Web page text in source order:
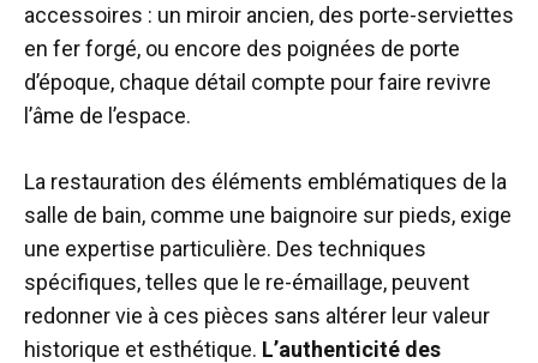
accessoires : un miroir ancien, des porte-serviettes
en fer forgé, ou encore des poignées de porte
d’époque, chaque détail compte pour faire revivre
l’âme de l’espace.
La restauration des éléments emblématiques de la
salle de bain, comme une baignoire sur pieds, exige
une expertise particulière. Des techniques
spécifiques, telles que le re-émaillage, peuvent
redonner vie à ces pièces sans altérer leur valeur
historique et esthétique. L’authenticité des